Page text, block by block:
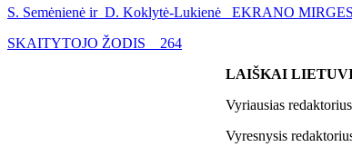
S. Semėnienė ir D. Koklytė-Lukienė EKRANO
SKAITYTOJO ŽODIS 264
LAIŠKAI
Vyriausias
Vyresnysis